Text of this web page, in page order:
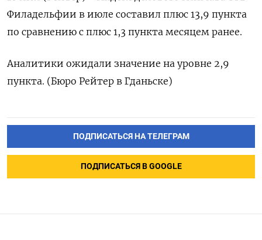
Филадельфии в июле составил плюс 13,9 пункта
по сравнению с плюс 1,3 пункта месяцем ранее.
Аналитики ожидали значение на уровне 2,9
пункта. (Бюро Рейтер в Гданьске)
ПОДПИСАТЬСЯ НА ТЕЛЕГРАМ
ПОДПИСАТЬСЯ В GOOGLE